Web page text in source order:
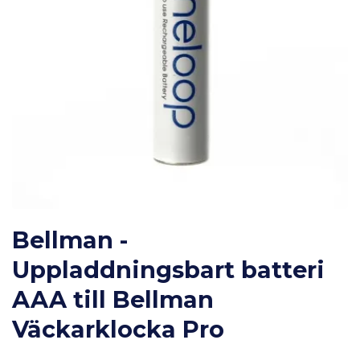
Bellman -
Uppladdningsbart batteri
AAA till Bellman
Väckarklocka Pro